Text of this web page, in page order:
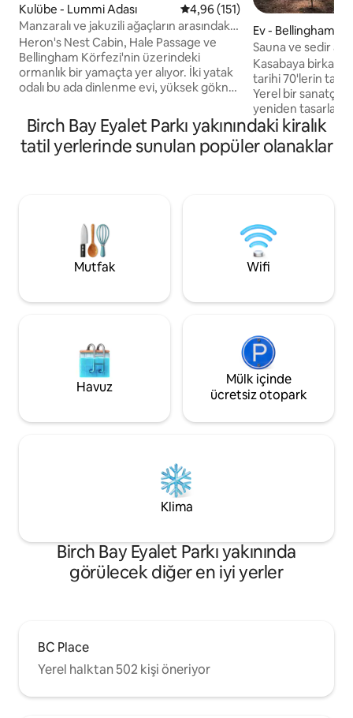
Kulübe - Lummi Adası 5 üzerinden ortalama 4,96
4,96 (151)
Manzaralı ve jakuzili ağaçların arasındaki
göl kenarı kulübesi
Heron's Nest Cabin, Hale Passage ve
Bellingham Körfezi'nin üzerindeki
ormanlık bir yamaçta yer alıyor. İki yatak
odalı bu ada dinlenme evi, yüksek göknar
ağaçların altındaki sedir jakuzi ile
geldiğiniz andan itibaren atmosferi
belirliyor. Misafirler sürekli olarak buranın
sobası, ısıtmalı banyo zeminleri, tonozlu
tavanlar ve sakin sabahlar ve kolay
akşam yemekleri için tam donanımlı bir
Ev - Bellingham
Sauna ve sedir
sanatçıların taş
Kasabaya birkaç
tarihi 70'lerin taş
Yerel bir sanatçı
yeniden
yerli ormanlarla
komşu sessiz bir
alıyor. Galbraith
unutulmaz bir
mutfağı, üst
sanat ve modern/
karışımı
Birch Bay Eyalet Parkı yakınındaki kiralık
tatil yerlerinde sunulan popüler olanaklar
Mutfak Wifi
Havuz
Mülk içinde
ücretsiz otopark
Klima
Birch Bay Eyalet Parkı yakınında
görülecek diğer en iyi yerler
BC Place
Yerel halktan 502 kişi öneriyor